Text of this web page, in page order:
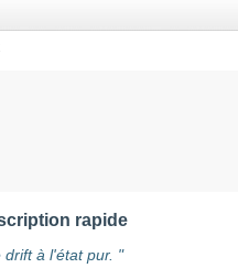
rapide
drift à l'état pur. "